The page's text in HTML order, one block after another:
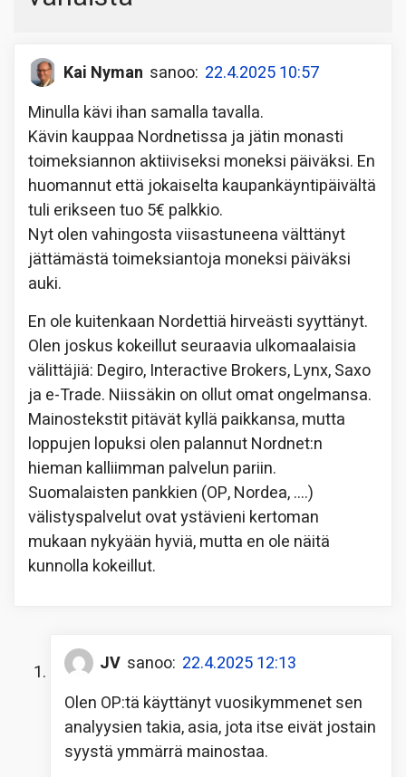
Kai Nyman sanoo: 22.4.2025 10:57
Minulla kävi ihan samalla tavalla.
Kävin kauppaa Nordnetissa ja jätin monasti
toimeksiannon aktiiviseksi moneksi päiväksi. En
huomannut että jokaiselta kaupankäyntipäivältä
tuli erikseen tuo 5€ palkkio.
Nyt olen vahingosta viisastuneena välttänyt
jättämästä toimeksiantoja moneksi päiväksi
auki.
En ole kuitenkaan Nordettiä hirveästi syyttänyt.
Olen joskus kokeillut seuraavia ulkomaalaisia
välittäjiä: Degiro, Interactive Brokers, Lynx, Saxo
ja e-Trade. Niissäkin on ollut omat ongelmansa.
Mainostekstit pitävät kyllä paikkansa, mutta
loppujen lopuksi olen palannut Nordnet:n
hieman kalliimman palvelun pariin.
Suomalaisten pankkien (OP, Nordea, ….)
välistyspalvelut ovat ystävieni kertoman
mukaan nykyään hyviä, mutta en ole näitä
kunnolla kokeillut.
JV sanoo: 22.4.2025 12:13
Olen OP:tä käyttänyt vuosikymmenet sen
analyysien takia, asia, jota itse eivät jostain
syystä ymmärrä mainostaa.